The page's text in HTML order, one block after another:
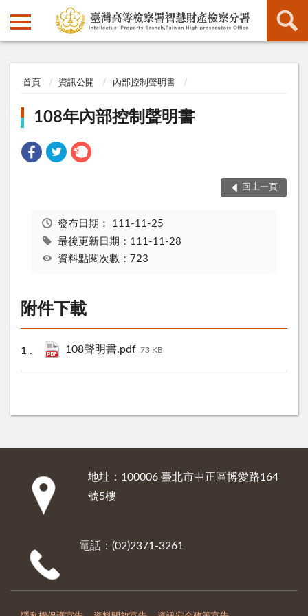
首頁 資訊公開 內部控制聲明書
108年內部控制聲明書
回上一頁
發布日期： 111-11-25
最後更新日期：111-11-28
資料點閱次數：723
附件下載
108聲明書.pdf 73 KB
地址：100006 臺北市中正區博愛路164
號5樓
電話：(02)2371-3261